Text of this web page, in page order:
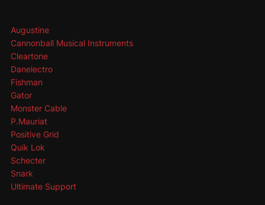
Augustine
Cannonball Musical Instruments
Cleartone
Danelectro
Fishman
Gator
Monster Cable
P.Mauriat
Positive Grid
Quik Lok
Schecter
Snark
Ultimate Support